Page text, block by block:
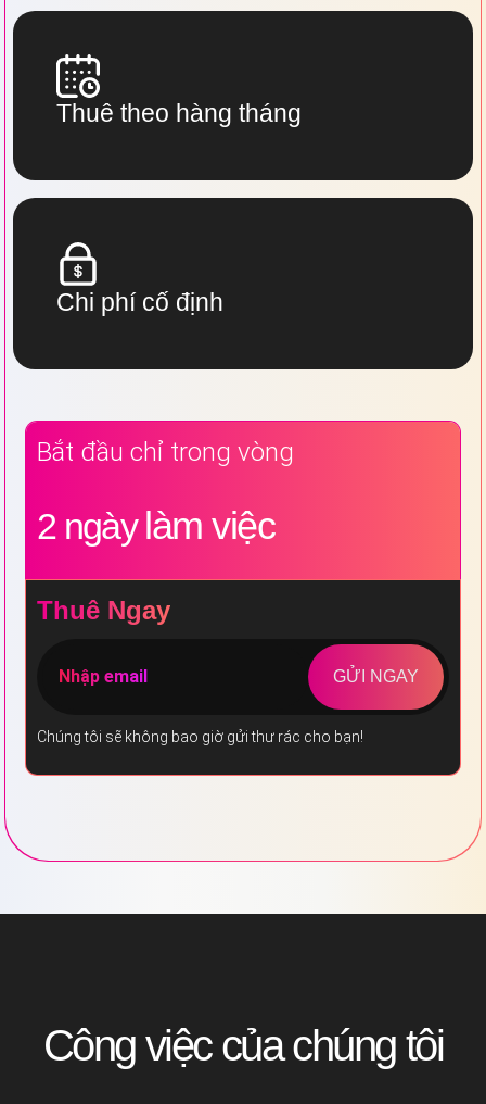
Thuê theo hàng tháng
Chi phí cố định
Bắt đầu chỉ trong vòng
2 ngàylàm việc
Thuê Ngay
GỬI NGAY
Chúng tôi sẽ không bao giờ gửi thư rác cho bạn!
Công việc của chúng tôi